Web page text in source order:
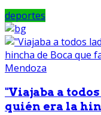
deportes
"Viajaba a
quién era la